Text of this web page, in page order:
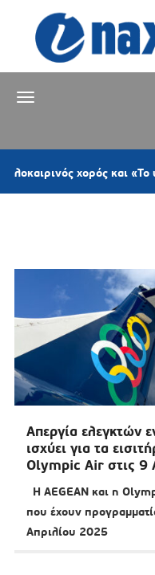
χορός και «Το ψωμί
Απεργία ελεγκτών
ισχύει για τα
Olympic Air στις 9
Η AEGEAN και η
που έχουν
Απριλίου 2025